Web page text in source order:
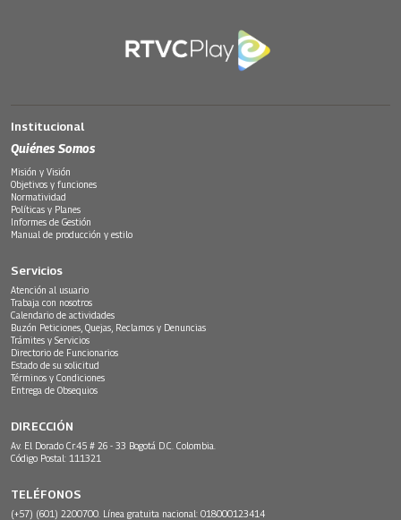
Institucional
Quiénes Somos
Misión y Visión
Objetivos y funciones
Normatividad
Políticas y Planes
Informes de Gestión
Manual de producción y estilo
Servicios
Atención al usuario
Trabaja con nosotros
Calendario de actividades
Buzón Peticiones, Quejas, Reclamos y Denuncias
Trámites y Servicios
Directorio de Funcionarios
Estado de su solicitud
Términos y Condiciones
Entrega de Obsequios
DIRECCIÓN
Av. El Dorado Cr.45 # 26 - 33 Bogotá D.C. Colombia.
Código Postal: 111321
TELÉFONOS
(+57) (601) 2200700. Línea gratuita nacional: 018000123414